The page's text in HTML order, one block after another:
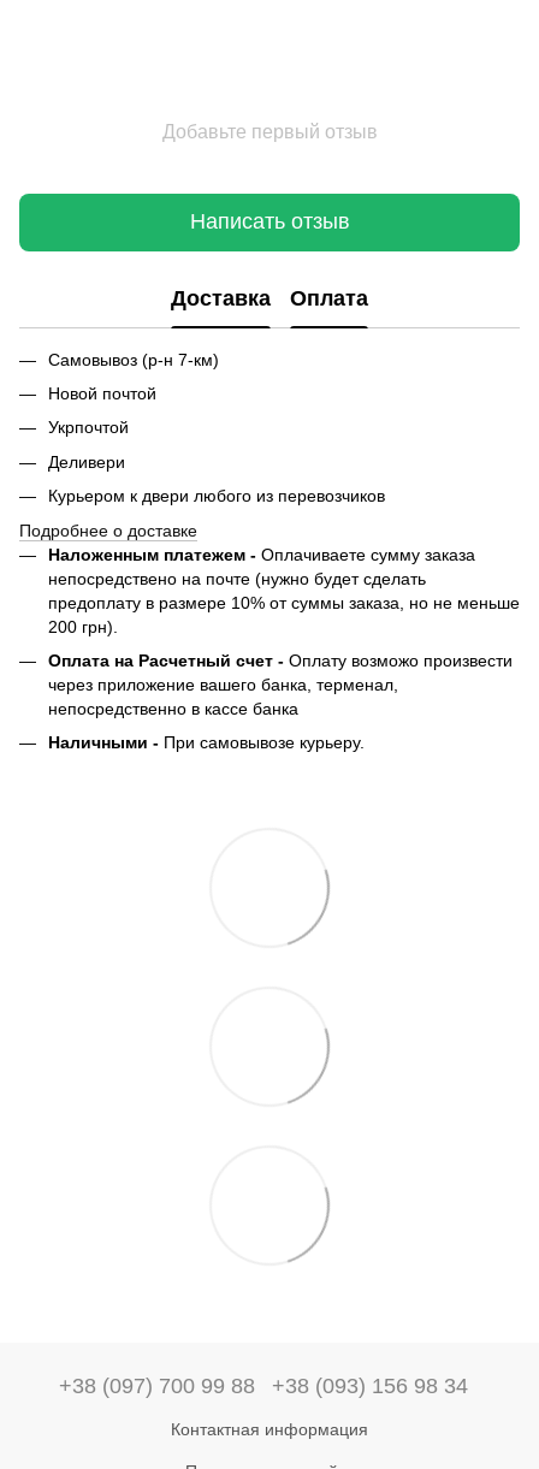
Добавьте первый отзыв
Написать отзыв
Доставка Оплата
Самовывоз (р-н 7-км)
Новой почтой
Укрпочтой
Деливери
Курьером к двери любого из перевозчиков
Подробнее о доставке
Наложенным платежем - Оплачиваете сумму заказа
непосредствено на почте (нужно будет сделать
предоплату в размере 10% от суммы заказа, но не меньше
200 грн).
Оплата на Расчетный счет - Оплату возможо произвести
через приложение вашего банка, терменал,
непосредственно в кассе банка
Наличными - При самовывозе курьеру.
+38 (097) 700 99 88 +38 (093) 156 98 34
Контактная информация